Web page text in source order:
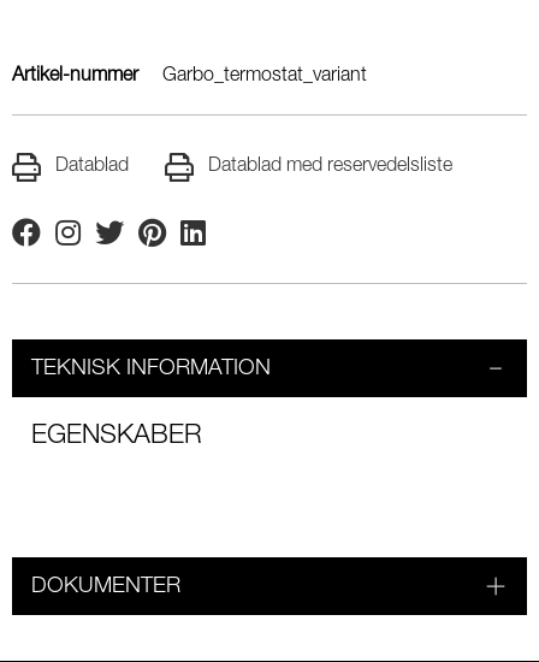
Artikel-nummer Garbo_termostat_variant
Datablad Datablad med reservedelsliste
FacebookInstagram
TwitterPinterestLinkedin
TEKNISK INFORMATION
EGENSKABER
DOKUMENTER